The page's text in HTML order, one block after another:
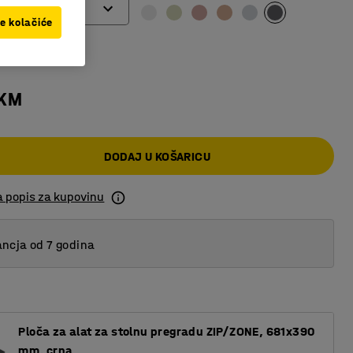
DODAJ U KOŠARICU
popis za kupovinu
od 7 godina
Ploča za alat za stolnu pregradu ZIP/ZONE, 681x390
kolačiće